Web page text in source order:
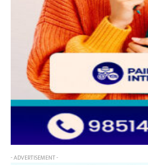
- ADVERTISEMENT -